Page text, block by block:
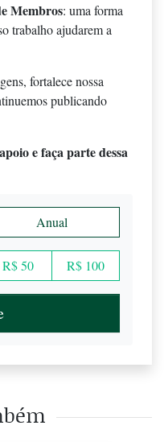
Membros: uma forma
trabalho ajudarem a
fortalece nossa
publicando
e faça parte dessa
Anual
R$ 50 R$ 100